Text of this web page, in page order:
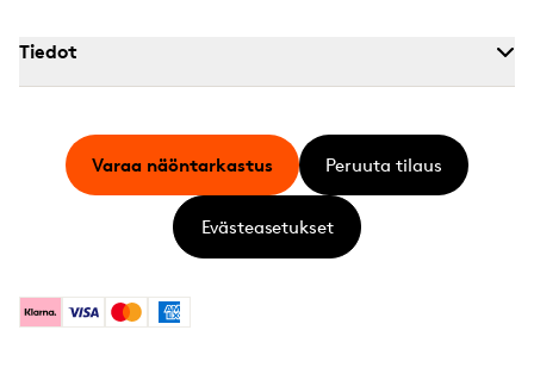
Tiedot
KlarnaVisa MastercardAmerican Express
Varaa näöntarkastus Peruuta tilaus
Evästeasetukset